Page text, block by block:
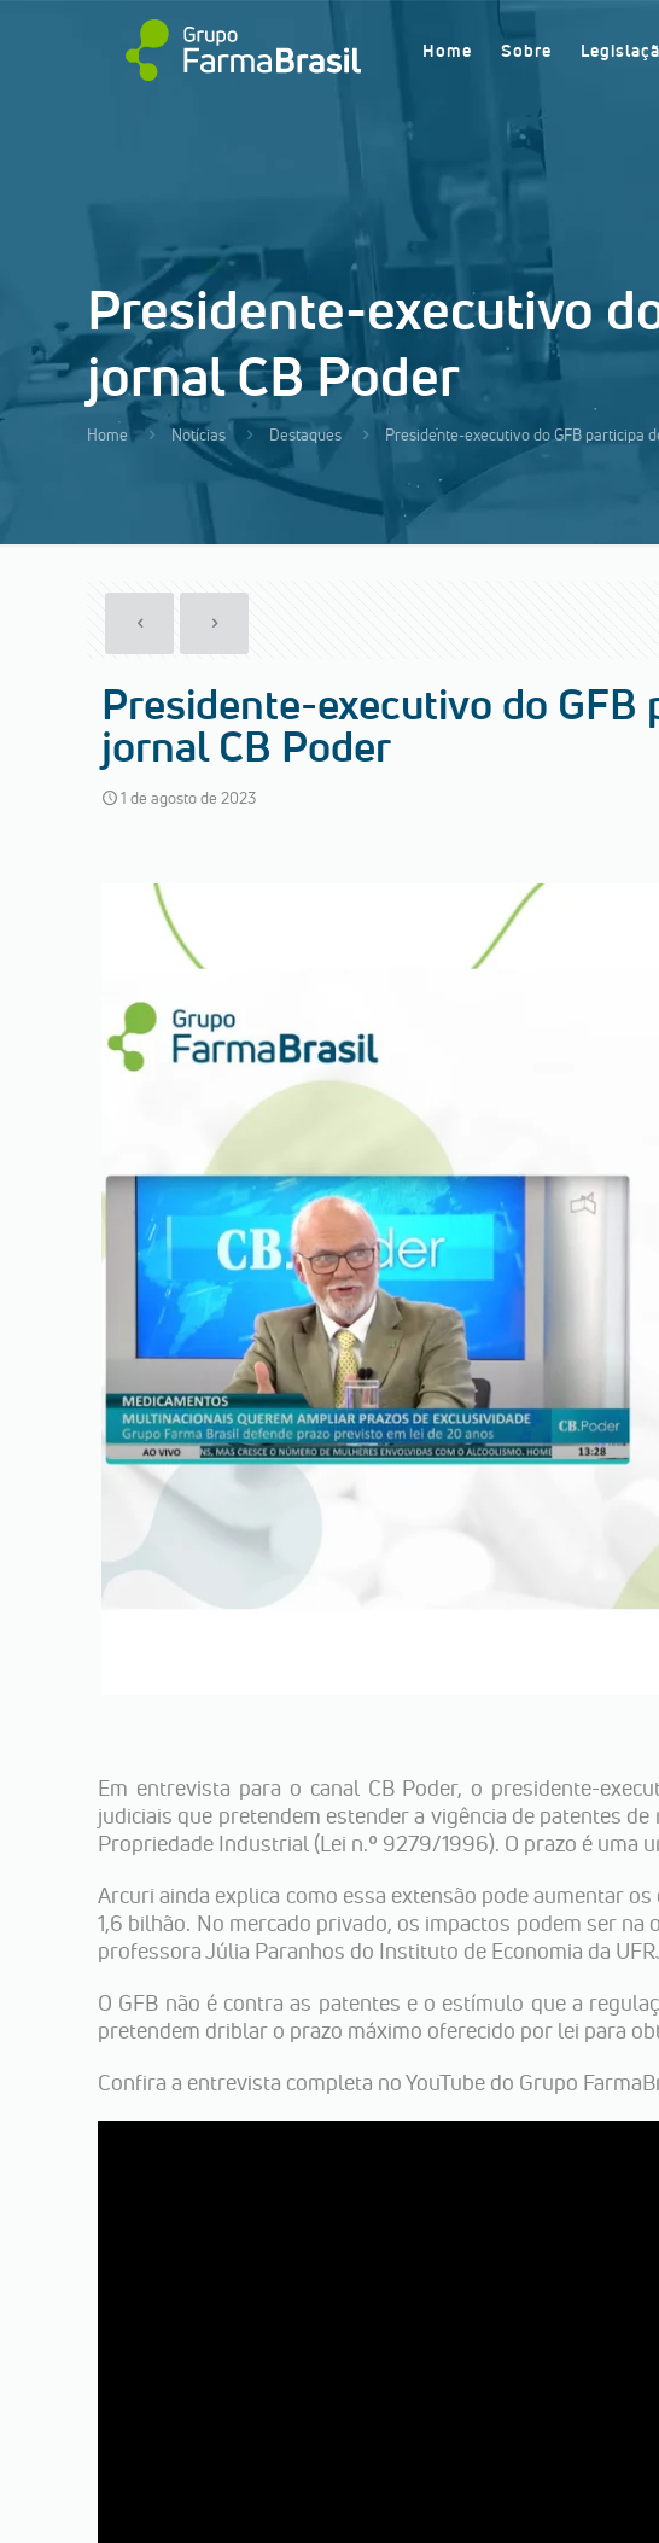
Home Sobre
Presidente-executivo
jornal CB Poder
Home Notícias Destaques Presidente-executivo do GFB participa
Presidente-executivo do
jornal CB Poder
1 de agosto de 2023
Em entrevista para o canal CB Poder, o presidente-
judiciais que pretendem estender a vigência de patentes
Propriedade Industrial (Lei n.º 9279/1996). O prazo é uma
Arcuri ainda explica como essa extensão pode aumentar
1,6 bilhão. No mercado privado, os impactos podem ser
professora Júlia Paranhos do Instituto de Economia da
O GFB não é contra as patentes e o estímulo que a
pretendem driblar o prazo máximo oferecido por lei para
Confira a entrevista completa no YouTube do Grupo